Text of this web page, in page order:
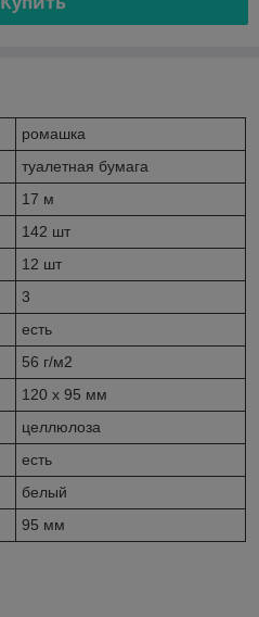
ромашка
туалетная бумага
17 м
142 шт
12 шт
3
есть
56 г/м2
120 х 95 мм
целлюлоза
есть
белый
95 мм